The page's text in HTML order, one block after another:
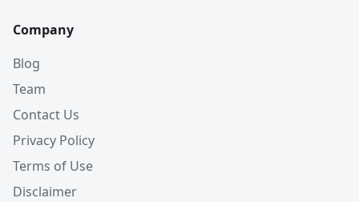
Company
Blog
Team
Contact Us
Privacy Policy
Terms of Use
Disclaimer